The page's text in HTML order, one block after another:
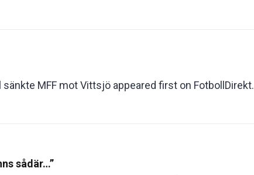
MFF mot Vittsjö appeared first on FotbollDirekt.
sådär…”